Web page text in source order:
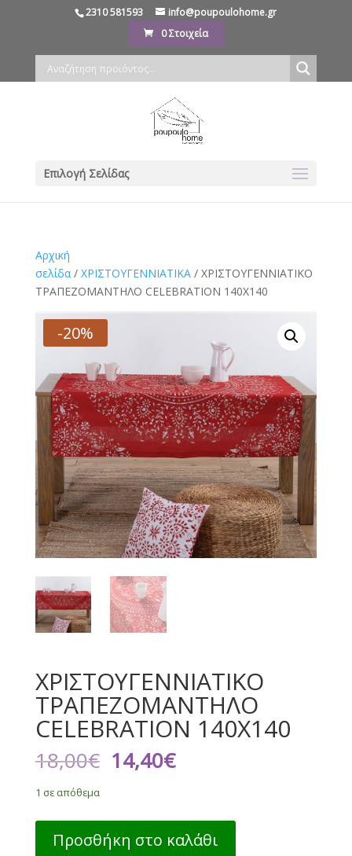
2310 581593
info@poupoulohome.gr
0 Στοιχεία
Επιλογή Σελίδας
Αρχική
σελίδα/ ΧΡΙΣΤΟΥΓΕΝΝΙΑΤΙΚΑ/ ΧΡΙΣΤΟΥΓΕΝΝΙΑΤΙΚΟ
ΤΡΑΠΕΖΟΜΑΝΤΗΛΟ CELEBRATION 140X140
-20%
ΧΡΙΣΤΟΥΓΕΝΝΙΑΤΙΚΟ
ΤΡΑΠΕΖΟΜΑΝΤΗΛΟ
CELEBRATION 140X140
18,00€ Original
price
18,00€.
14,40€Η
τρέχουσα
είναι:
14,40€.
1 σε απόθεμα
ΤΡΑΠΕΖΟΜΑΝΤΗΛΟ
Προσθήκη στο καλάθι